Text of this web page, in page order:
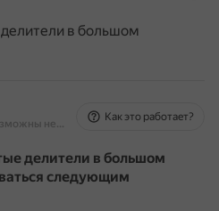
в большом
На основе источников, возможны неточности
Как это работает?
делители в большом
следующим